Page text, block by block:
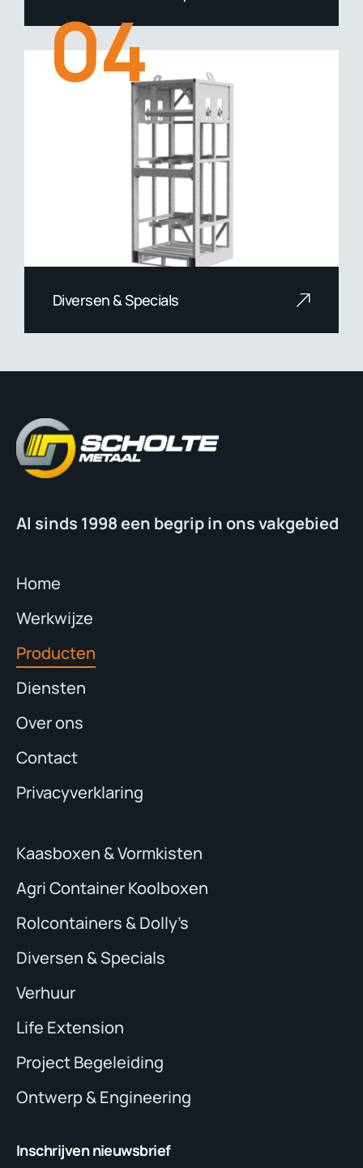
04
Diversen & Specials
Al sinds 1998 een begrip in ons vakgebied
Home
Werkwijze
Producten
Diensten
Over ons
Contact
Privacyverklaring
Kaasboxen & Vormkisten
Agri Container Koolboxen
Rolcontainers & Dolly’s
Diversen & Specials
Verhuur
Life Extension
Project Begeleiding
Ontwerp & Engineering
Inschrijven nieuwsbrief